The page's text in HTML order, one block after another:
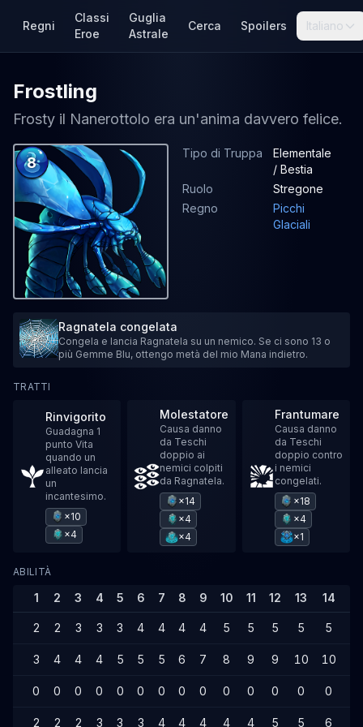
Regni
Classi
Eroe
Guglia
Astrale
Cerca Spoilers Italiano
Frostling
Frosty il Nanerottolo era un'anima davvero felice.
8
Tipo di Truppa
Elementale
/ Bestia
Ruolo
Stregone
Regno
Picchi
Glaciali
Ragnatela congelata
Congela e lancia Ragnatela su un nemico. Se ci sono 13 o
più Gemme Blu, ottengo metà del mio Mana indietro.
TRATTI
Rinvigorito
Guadagna 1
punto Vita
quando un
alleato lancia
un
incantesimo.
×10
×4
Molestatore
Causa danno
da Teschi
doppio ai
nemici colpiti
da Ragnatela.
×14
×4
×4
Frantumare
Causa danno
da Teschi
doppio contro
i nemici
congelati.
×18
×4
×1
ABILITÀ
1 2 3 4 5 6 7 8 9 10 11 12 13 14
2 2 3 3 3 4 4 4 4 5 5 5 5 5
3 4 4 4 5 5 5 6 7 8 9 9 10 10
0 0 0 0 0 0 0 0 0 0 0 0 0 0
2 2 2 3 3 3 4 4 4 4 4 5 5 6